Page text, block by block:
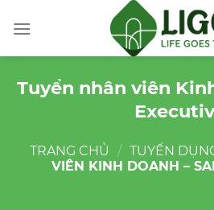
Tuyển nhân viên
TRANG CHỦ / TUYỂN
VIÊN KINH DOANH –